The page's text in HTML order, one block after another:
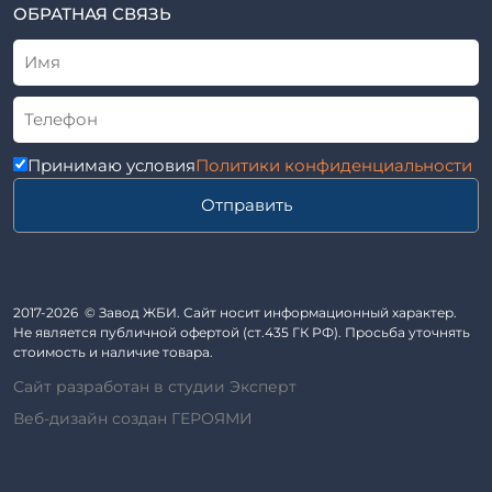
Трубы асбоцементные
Приставки железобетонные (пасынки) Серия 3.407-57 и
ГОСТ 14295-75
Лестничные марши
Автопавильоны
Анкера железобетонные
Балки железобетонные
Блоки железобетонные
Кабины санитарно-технические
Козырьки входов для общественных зданий
Колонны железобетонные
ТУ
Альбом
ОБРАТНАЯ СВЯЗЬ
Принимаю условияПолитики конфиденциальности
Отправить
2017-2026 © Завод ЖБИ. Сайт носит информационный характер.
Не является публичной офертой (ст.435 ГК РФ). Просьба уточнять
стоимость и наличие товара.
Сайт разработан в студии Эксперт
Веб-дизайн создан ГЕРОЯМИ